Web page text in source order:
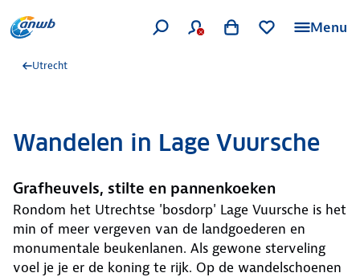
Menu
Utrecht
Wandelen in Lage Vuursche
Grafheuvels, stilte en pannenkoeken
Rondom het Utrechtse 'bosdorp' Lage Vuursche is het
min of meer vergeven van de landgoederen en
monumentale beukenlanen. Als gewone sterveling
voel je je er de koning te rijk. Op de wandelschoenen